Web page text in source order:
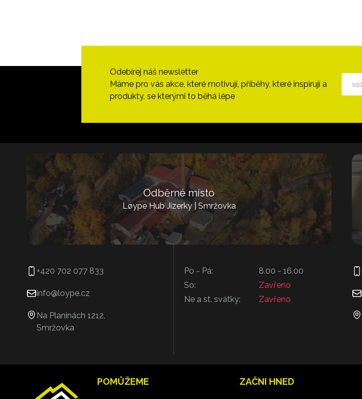
Odebírej náš newsletter
Máme pro vás akce, které motivují, příběhy, které inspirují a
produkty, se kterými to běhá lépe
Odběrné místo
Løype Hub Jizerky | Smržovka
+420 702 077 833
info@loype.cz
Na Planinách 1212,
Smržovka
Po - Pá:
So:
Ne a st. svátky:
8.00 - 16.00
Zavřeno
Zavřeno
POMŮŽEME ZAČNI HNED